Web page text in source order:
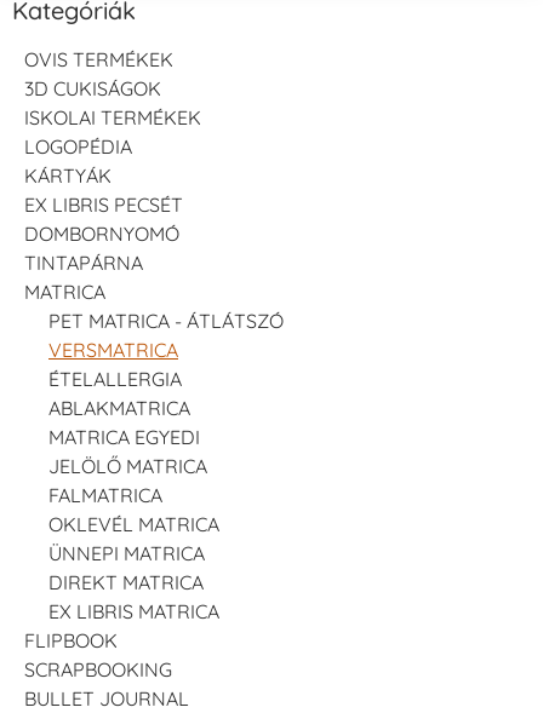
Kategóriák
OVIS TERMÉKEK
3D CUKISÁGOK
ISKOLAI TERMÉKEK
LOGOPÉDIA
KÁRTYÁK
EX LIBRIS PECSÉT
DOMBORNYOMÓ
TINTAPÁRNA
MATRICA
PET MATRICA - ÁTLÁTSZÓ
VERSMATRICA
ÉTELALLERGIA
ABLAKMATRICA
MATRICA EGYEDI
JELÖLŐ MATRICA
FALMATRICA
OKLEVÉL MATRICA
ÜNNEPI MATRICA
DIREKT MATRICA
EX LIBRIS MATRICA
FLIPBOOK
SCRAPBOOKING
BULLET JOURNAL